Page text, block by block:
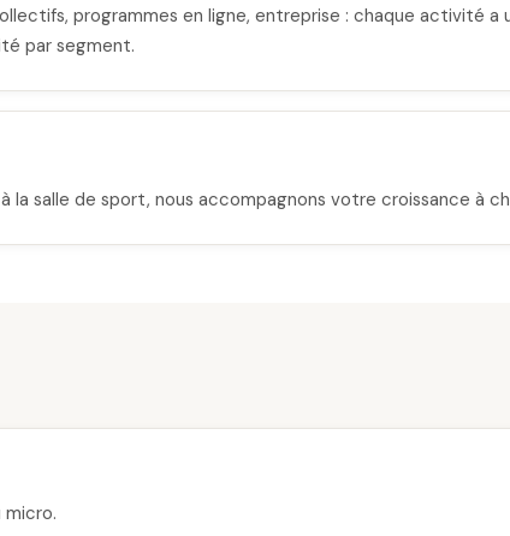
programmes en ligne, entreprise : chaque activité
par segment.
la salle de sport, nous accompagnons votre croissance à
micro.